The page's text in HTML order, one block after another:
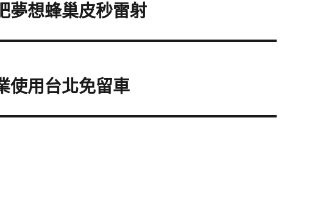
夢想蜂巢皮秒雷射
使用台北免留車